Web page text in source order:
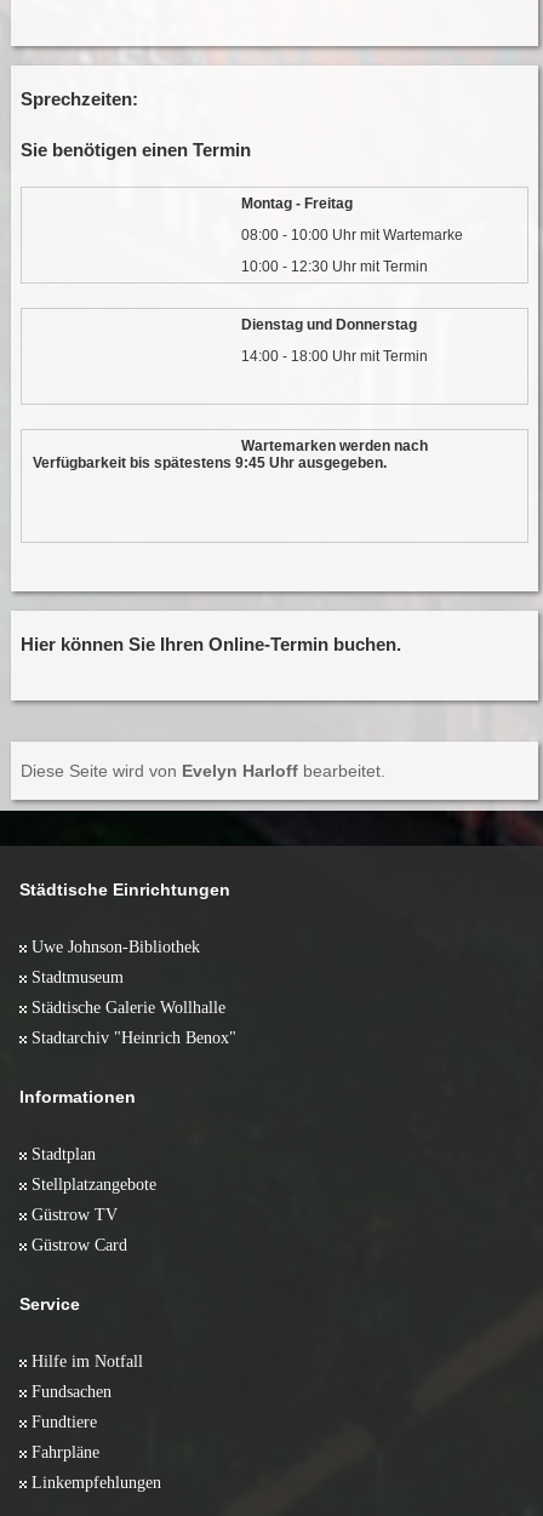
Sprechzeiten:
Sie benötigen einen Termin
Montag - Freitag
08:00 - 10:00 Uhr mit Wartemarke
10:00 - 12:30 Uhr mit Termin
Dienstag und Donnerstag
14:00 - 18:00 Uhr mit Termin
Wartemarken werden nach
Verfügbarkeit bis spätestens 9:45 Uhr ausgegeben.
Hier können Sie Ihren Online-Termin buchen.
Diese Seite wird von Evelyn Harloffbearbeitet.
Städtische Einrichtungen
Uwe Johnson-Bibliothek
Stadtmuseum
Städtische Galerie Wollhalle
Stadtarchiv "Heinrich Benox"
Informationen
Stadtplan
Stellplatzangebote
Güstrow TV
Güstrow Card
Service
Hilfe im Notfall
Fundsachen
Fundtiere
Fahrpläne
Linkempfehlungen